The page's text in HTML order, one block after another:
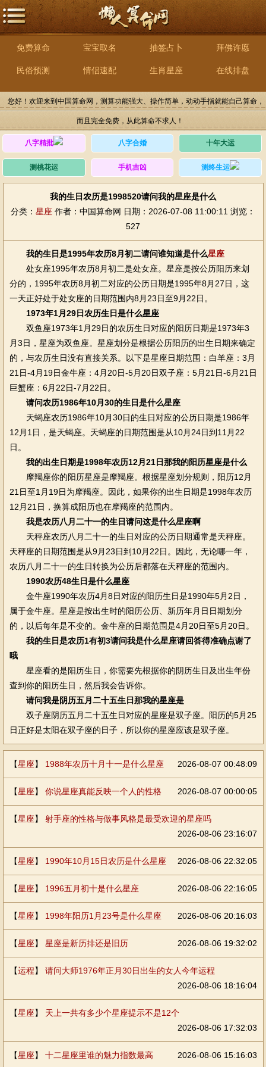
免费算命 宝宝取名 抽签占卜 拜佛许愿
民俗预测 情侣速配 生肖星座 在线排盘
您好！欢迎来到中国算命网，测算功能强大、操作简单，动动手指就能自己算命，
而且完全免费，从此算命不求人！
八字精批 八字合婚 十年大运
测桃花运 手机吉凶 测终生运
我的生日农历是1998520请问我的星座是什么
分类： 星座 作者：中国算命网 日期：2026-07-08 11:00:11 浏览：
527
我的生日是1995年农历8月初二请问谁知道是什么星座
处女座1995年农历8月初二是处女座。星座是按公历阳历来划
分的，1995年农历8月初二对应的公历日期是1995年8月27日，这
一天正好处于处女座的日期范围内8月23日至9月22日。
1973年1月29日农历生日是什么星座
双鱼座1973年1月29日的农历生日对应的阳历日期是1973年3
月3日，星座为双鱼座。星座划分是根据公历阳历的出生日期来确定
的，与农历生日没有直接关系。以下是星座日期范围：白羊座：3月
21日-4月19日金牛座：4月20日-5月20日双子座：5月21日-6月21日
巨蟹座：6月22日-7月22日。
请问农历1986年10月30的生日是什么星座
天蝎座农历1986年10月30日的生日对应的公历日期是1986年
12月1日，是天蝎座。天蝎座的日期范围是从10月24日到11月22
日。
我的出生日期是1998年农历12月21日那我的阳历星座是什么
摩羯座你的阳历星座是摩羯座。根据星座划分规则，阳历12月
21日至1月19日为摩羯座。因此，如果你的出生日期是1998年农历
12月21日，换算成阳历也在摩羯座的范围内。
我是农历八月二十一的生日请问这是什么星座啊
天秤座农历八月二十一的生日对应的公历日期通常是天秤座。
天秤座的日期范围是从9月23日到10月22日。因此，无论哪一年，
农历八月二十一的生日转换为公历后都落在天秤座的范围内。
1990农历48生日是什么星座
金牛座1990年农历4月8日对应的阳历生日是1990年5月2日，
属于金牛座。星座是按出生时的阳历公历、新历年月日日期划分
的，以后每年是不变的。金牛座的日期范围是4月20日至5月20日。
我的生日是农历1有初3请问我是什么星座请回答得准确点谢了
哦
星座看的是阳历生日，你需要先根据你的阴历生日及出生年份
查到你的阳历生日，然后我会告诉你。
请问我是阴历五月二十五生日那我的星座是
双子座阴历五月二十五生日对应的星座是双子座。阳历的5月25
日正好是太阳在双子座的日子，所以你的星座应该是双子座。
【星座】 1988年农历十月十一是什么星座 2026-08-07 00:48:09
【星座】 你说星座真能反映一个人的性格 2026-08-07 00:00:05
【星座】 射手座的性格与做事风格是最受欢迎的星座吗
2026-08-06 23:16:07
【星座】 1990年10月15日农历是什么星座 2026-08-06 22:32:05
【星座】 1996五月初十是什么星座 2026-08-06 22:16:05
【星座】 1998年阳历1月23号是什么星座 2026-08-06 20:16:03
【星座】 星座是新历排还是旧历 2026-08-06 19:32:02
【运程】 请问大师1976年正月30日出生的女人今年运程
2026-08-06 18:16:04
【星座】 天上一共有多少个星座提示不是12个
2026-08-06 17:32:03
【星座】 十二星座里谁的魅力指数最高 2026-08-06 15:16:03